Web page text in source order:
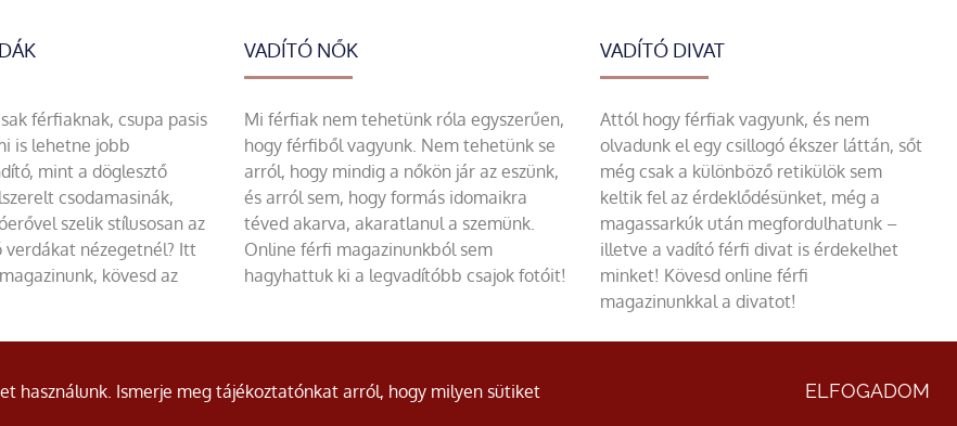
férfiaknak, csupa pasis
is lehetne jobb
mint a döglesztő
csodamasinák,
szelik stílusosan az
verdákat nézegetnél? Itt
kövesd az
VADÍTÓ NŐK
Mi férfiak nem tehetünk róla egyszerűen,
hogy férfiből vagyunk. Nem tehetünk se
arról, hogy mindig a nőkön jár az eszünk,
és arról sem, hogy formás idomaikra
téved akarva, akaratlanul a szemünk.
Online férfi magazinunkból sem
hagyhattuk ki a legvadítóbb csajok fotóit!
VADÍTÓ DIVAT
Attól hogy férfiak vagyunk, és nem
olvadunk el egy csillogó ékszer láttán, sőt
még csak a különböző retikülök sem
keltik fel az érdeklődésünket, még a
magassarkúk után megfordulhatunk –
illetve a vadító férfi divat is érdekelhet
minket! Kövesd online férfi
magazinunkkal a divatot!
Adatvédelmi nyilatkozat
használunk. Ismerje meg tájékoztatónkat arról, hogy milyen sütiket ELFOGADOM